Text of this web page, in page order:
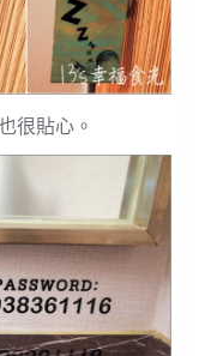
很貼心。